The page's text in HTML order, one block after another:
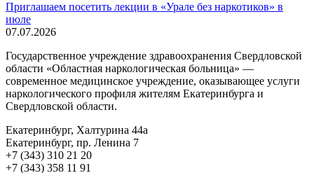
Приглашаем посетить лекции в «Урале без наркотиков» в
июле
07.07.2026
Государственное учреждение здравоохранения Свердловской
области «Областная наркологическая больница» —
современное медицинское учреждение, оказывающее услуги
наркологического профиля жителям Екатеринбурга и
Свердловской области.
Екатеринбург, Халтурина 44а
Екатеринбург, пр. Ленина 7
+7 (343) 310 21 20
+7 (343) 358 11 91